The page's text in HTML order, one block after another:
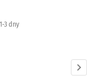
1-3 dny